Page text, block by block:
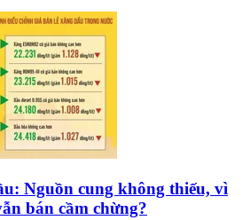
Nguồn cung không thiếu, vì
bán cầm chừng?